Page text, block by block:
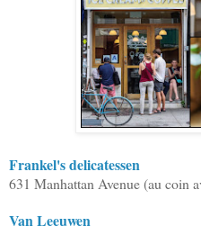
Frankel's delicatessen
631 Manhattan Avenue (au coin
Van Leeuwen